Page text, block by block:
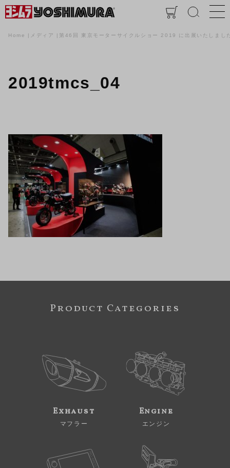
Home メディア 第46回 東京モーターサイクルショー 2019 に出展いたしまし
2019tmcs_04
Product Categories
Exhaust
マフラー
Engine
エンジン